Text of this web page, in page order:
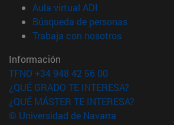
Aula virtual ADI
Búsqueda de personas(abre en
Trabaja con nosotros(abre en
Información
TFNO +34 948 42 56 00
¿QUÉ GRADO TE INTERESA?
¿QUÉ MÁSTER TE INTERESA?
© Universidad de Navarra